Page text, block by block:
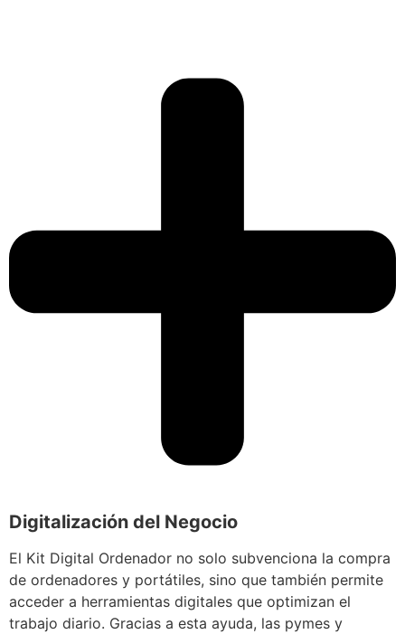
Digitalización del Negocio
El Kit Digital Ordenador no solo subvenciona la compra
de ordenadores y portátiles, sino que también permite
acceder a herramientas digitales que optimizan el
trabajo diario. Gracias a esta ayuda, las pymes y